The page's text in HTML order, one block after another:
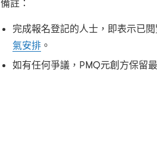
備註：
完成報名登記的人士，即表示已
氣安排 。
如有任何爭議，PMQ元創方保留